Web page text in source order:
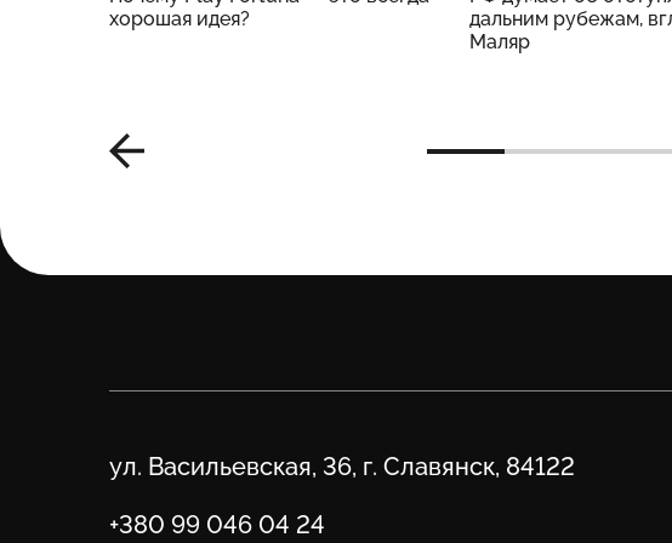
хорошая идея?
дальним рубежам,
Маляр
Адрес
ул. Васильевская, 36, г. Славянск, 84122
Телефон
+380 99 046 04 24